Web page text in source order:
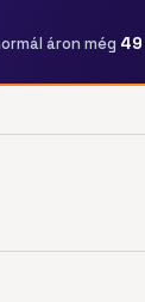
áron még 49